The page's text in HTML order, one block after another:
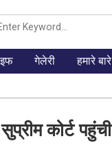
गेलेरी हमारे
कोर्ट